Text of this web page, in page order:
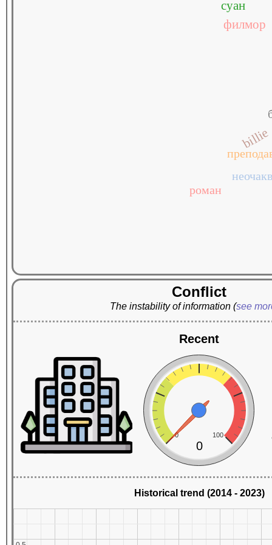
billie
суан
филмор
роман
Conflict
The instability of information (see
Recent
0 100
0
Historical trend (2014 - 2023)